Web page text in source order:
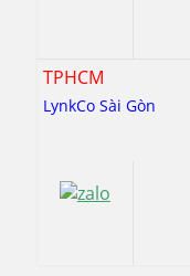
TPHCM
LynkCo Sài Gòn